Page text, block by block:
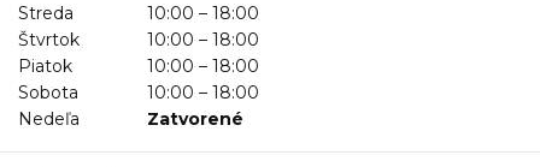
Streda
10:00 – 18:00
Štvrtok
10:00 – 18:00
Piatok
10:00 – 18:00
Sobota
10:00 – 18:00
Nedeľa
Zatvorené